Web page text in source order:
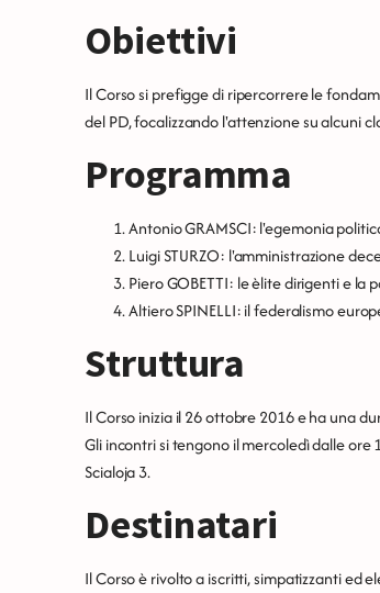
Obiettivi
Il Corso si prefigge di ripercorrere le
del PD, focalizzando l'attenzione su alcuni
Programma
Antonio GRAMSCI: l'egemonia
Luigi STURZO: l'amministrazione
Piero GOBETTI: le èlite dirigenti e la
Altiero SPINELLI: il federalismo
Struttura
Il Corso inizia il 26 ottobre 2016 e ha una
Gli incontri si tengono il mercoledì dalle ore
Scialoja 3.
Destinatari
Il Corso è rivolto a iscritti, simpatizzanti ed